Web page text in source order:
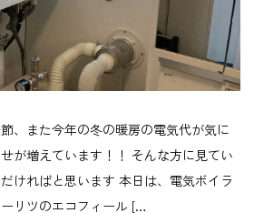
、また今年の冬の暖房の電気代が気に
が増えています！！ そんな方に見てい
ければと思います 本日は、電気ボイラ
リツのエコフィール […